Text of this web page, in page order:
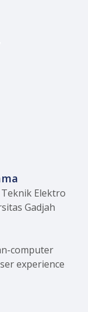
Elektro
Gadjah
computer
experience